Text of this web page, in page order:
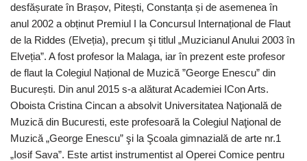
desfășurate în Brașov, Pitești, Constanța și de asemenea în
anul 2002 a obținut Premiul I la Concursul Internațional de Flaut
de la Riddes (Elveția), precum şi titlul „Muzicianul Anului 2003 în
Elveția”. A fost profesor la Malaga, iar în prezent este profesor
de flaut la Colegiul Național de Muzică ”George Enescu” din
București. Din anul 2015 s-a alăturat Academiei ICon Arts.
Oboista Cristina Cincan a absolvit Universitatea Naţională de
Muzică din Bucuresti, este profesoară la Colegiul Naţional de
Muzică „George Enescu” şi la Şcoala gimnazială de arte nr.1
„Iosif Sava”. Este artist instrumentist al Operei Comice pentru